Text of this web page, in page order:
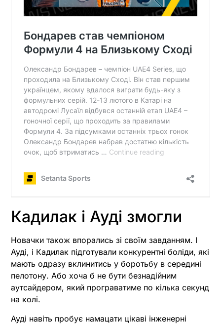
Кадилак і Ауді змогли
Новачки також впорались зі своїм завданням. І
Ауді, і Кадилак підготували конкурентні боліди, які
мають одразу вклинитись у боротьбу в середині
пелотону. Або хоча б не бути безнадійним
аутсайдером, який програватиме по кілька секунд
на колі.
Ауді навіть пробує намацати цікаві інженерні